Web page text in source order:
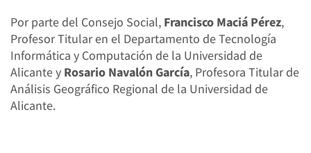
Por parte del Consejo Social, Francisco Maciá Pérez,
Profesor Titular en el Departamento de Tecnología
Informática y Computación de la Universidad de
Alicante y Rosario Navalón García, Profesora Titular de
Análisis Geográfico Regional de la Universidad de
Alicante.